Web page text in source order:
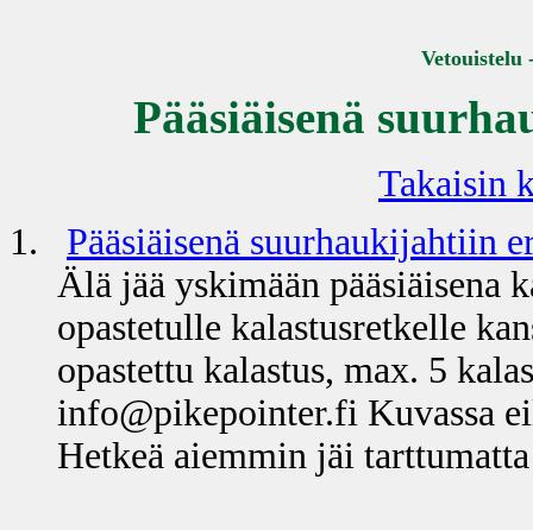
Vetouistelu
Pääsiäisenä
Takaisin
1.
Pääsiäisenä suurhaukijahtiin
Älä jää yskimään pääsiäisena
opastetulle kalastusretkelle
opastettu kalastus, max. 5
info@pikepointer.fi Kuvassa
Hetkeä aiemmin jäi